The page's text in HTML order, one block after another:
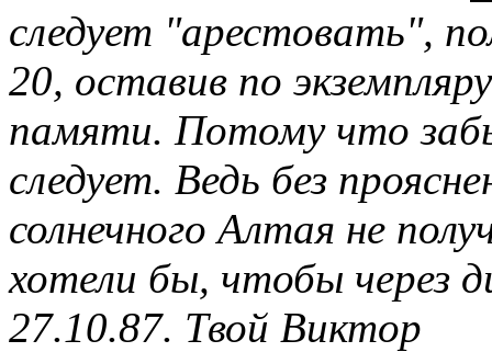
следует "арестовать",
20, оставив по
памяти. Потому что
следует. Ведь без
солнечного Алтая не
хотели бы, чтобы через
27.10.87. Твой Виктор